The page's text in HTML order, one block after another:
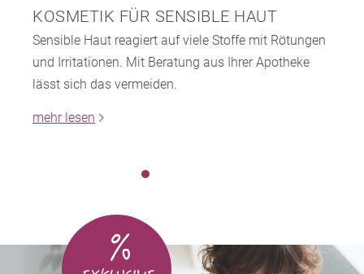
KOSMETIK FÜR SENSIBLE HAUT
Sensible Haut reagiert auf viele Stoffe mit Rötungen
und Irritationen. Mit Beratung aus Ihrer Apotheke
lässt sich das vermeiden.
mehr lesen